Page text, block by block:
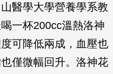
醫學大學營養學系教
一杯200cc溫熱洛神
可降低兩成，血壓也
僅微幅回升。洛神花